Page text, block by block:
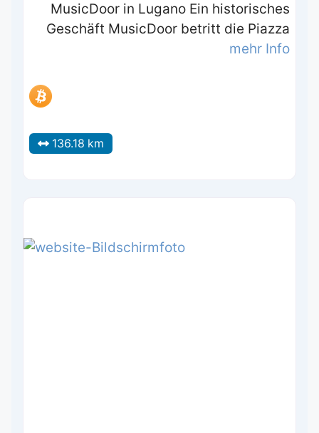
MusicDoor in Lugano Ein historisches
Geschäft MusicDoor betritt die Piazza
mehr Info
136.18 km